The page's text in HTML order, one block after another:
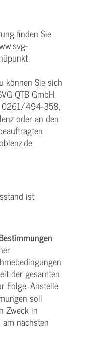
finden Sie
können Sie sich
QTB GmbH,
0261/494-358,
oder an den
ist
der gesamten
Folge. Anstelle
soll
Zweck in
nächsten